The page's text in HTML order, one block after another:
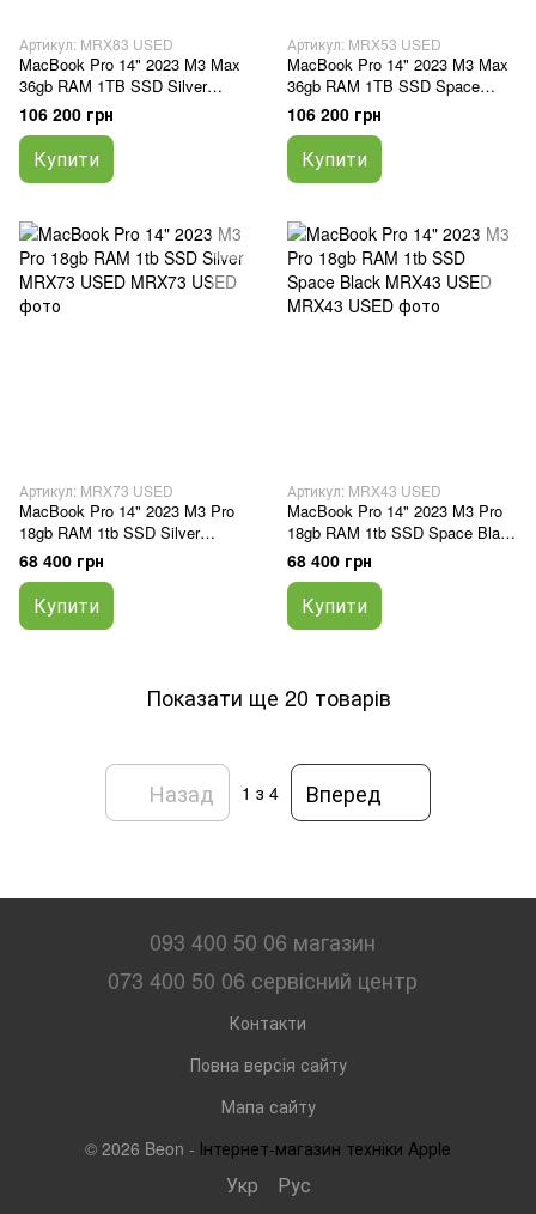
Артикул: MRX83 USED
MacBook Pro 14" 2023 M3 Max
36gb RAM 1TB SSD Silver
MRX83 USED
106 200 грн
Купити
Артикул: MRX53 USED
MacBook Pro 14" 2023 M3 Max
36gb RAM 1TB SSD Space
Black MRX53 USED
106 200 грн
Купити
Артикул: MRX73 USED
MacBook Pro 14" 2023 M3 Pro
18gb RAM 1tb SSD Silver
MRX73 USED
68 400 грн
Купити
Артикул: MRX43 USED
MacBook Pro 14" 2023 M3 Pro
18gb RAM 1tb SSD Space Black
MRX43 USED
68 400 грн
Купити
Показати ще 20 товарів
Назад 1 з 4 Вперед
093 400 50 06 магазин
073 400 50 06 сервісний центр
Контакти
Повна версія сайту
Мапа сайту
© 2026 Beon - Інтернет-магазин техніки Apple
Укр Рус